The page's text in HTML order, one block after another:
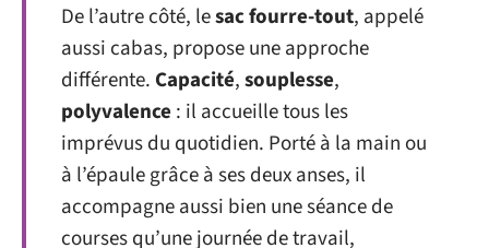
De l’autre côté, lesac fourre-tout, appelé
aussi cabas, propose une approche
différente. Capacité,souplesse,
polyvalence : il accueille tous les
imprévus du quotidien. Porté à la main ou
à l’épaule grâce à ses deux anses, il
accompagne aussi bien une séance de
courses qu’une journée de travail,